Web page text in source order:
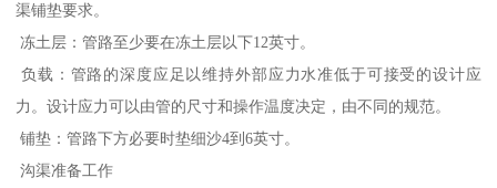
渠铺垫要求。
冻土层：管路至少要在冻土层以下12英寸。
负载：管路的深度应足以维持外部应力水准低于可接受的设计应
力。设计应力可以由管的尺寸和操作温度决定，由不同的规范。
铺垫：管路下方必要时垫细沙4到6英寸。
沟渠准备工作